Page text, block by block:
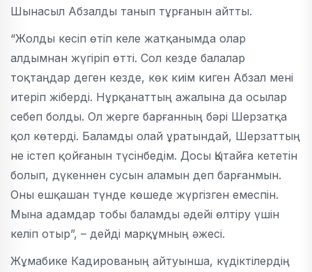
Шынасыл Абзалды танып тұрғанын айтты.
“Жолды кесіп өтіп келе жатқанымда олар
алдымнан жүгіріп өтті. Сол кезде балалар
тоқтаңдар деген кезде, көк киім киген Абзал мені
итеріп жіберді. Нұрқанаттың ажалына да осылар
себеп болды. Ол жерге барғанның бәрі Шерзатқа
қол көтерді. Баламды олай ұратындай, Шерзаттың
не істеп қойғанын түсінбедім. Досы Қытайға кететін
болып, дүкеннен сусын аламын деп барғанмын.
Оны ешқашан түнде көшеде жүргізген емеспін.
Мына адамдар тобы баламды әдейі өлтіру үшін
келіп отыр”, – дейді марқұмның әжесі.
Жұмабике Кадированың айтуынша, күдіктілердің